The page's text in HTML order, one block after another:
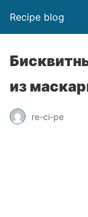
Recipe blog
из
re-ci-pe